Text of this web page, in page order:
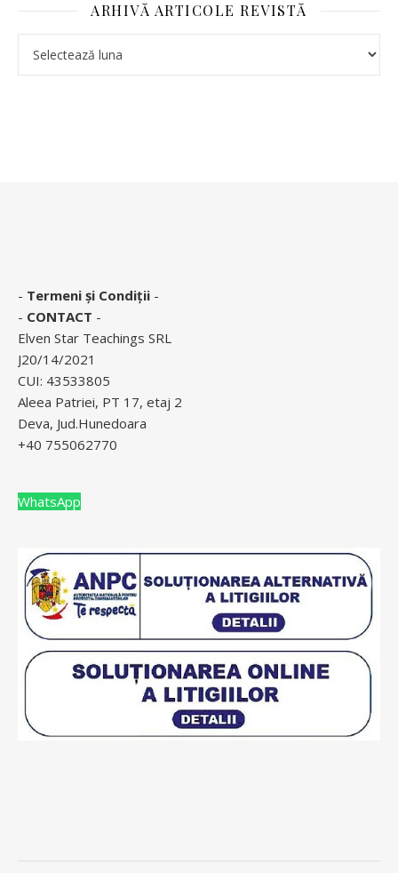
ARHIVĂ ARTICOLE REVISTĂ
- Termeni și Condiții -
- CONTACT -
Elven Star Teachings SRL
J20/14/2021
CUI: 43533805
Aleea Patriei, PT 17, etaj 2
Deva, Jud.Hunedoara
+40 755062770
WhatsApp